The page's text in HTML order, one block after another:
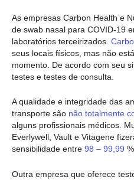
As empresas Carbon Health e
de swab nasal para COVID-19
laboratórios terceirizados.
seus locais físicos, mas não
momento. De acordo com seu
testes e testes de consulta.
A qualidade e integridade das
transporte são não totalmente
alguns profissionais médicos.
Everlywell, Vault e Vitagene
sensibilidade entre 98 – 99,99 %.
Outra empresa que oferece